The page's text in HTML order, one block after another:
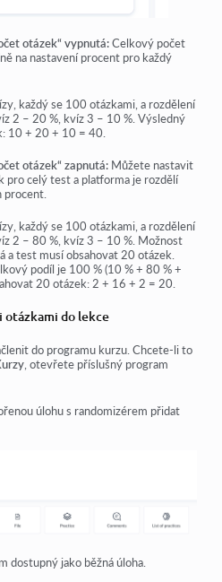
otázek“ vypnutá:Celkový počet
na nastavení procent pro každý
každý se 100 otázkami, a rozdělení
2 – 20 %, kvíz 3 – 10 %. Výsledný
10 + 20 + 10 = 40.
otázek“ zapnutá: Můžete nastavit
pro celý test a platforma je rozdělí
procent.
každý se 100 otázkami, a rozdělení
2 – 80 %, kvíz 3 – 10 %. Možnost
a test musí obsahovat 20 otázek.
podíl je 100 % (10 % + 80 % +
20 otázek: 2 + 16 + 2 = 20.
otázkami do lekce
do programu kurzu. Chcete-li to
, otevřete příslušný program
úlohu s randomizérem přidat
dostupný jako běžná úloha.